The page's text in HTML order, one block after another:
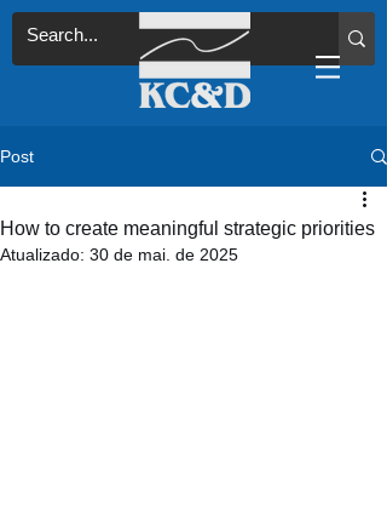
Post
How to create meaningful strategic priorities
Atualizado: 30 de mai. de 2025